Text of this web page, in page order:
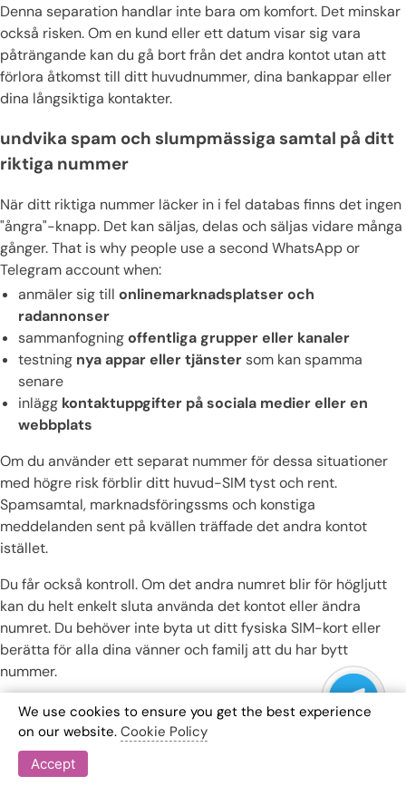
Denna separation handlar inte bara om komfort. Det minskar
också risken. Om en kund eller ett datum visar sig vara
påträngande kan du gå bort från det andra kontot utan att
förlora åtkomst till ditt huvudnummer, dina bankappar eller
dina långsiktiga kontakter.
undvika spam och slumpmässiga samtal på ditt
riktiga nummer
När ditt riktiga nummer läcker in i fel databas finns det ingen
"ångra"-knapp. Det kan säljas, delas och säljas vidare många
gånger. That is why people use a second WhatsApp or
Telegram account when:
anmäler sig till onlinemarknadsplatser och
radannonser
sammanfogningoffentliga grupper eller kanaler
testning nya appar eller tjänstersom kan spamma
senare
inlägg kontaktuppgifter på sociala medier eller en
webbplats
Om du använder ett separat nummer för dessa situationer
med högre risk förblir ditt huvud-SIM tyst och rent.
Spamsamtal, marknadsföringssms och konstiga
meddelanden sent på kvällen träffade det andra kontot
istället.
Du får också kontroll. Om det andra numret blir för högljutt
kan du helt enkelt sluta använda det kontot eller ändra
numret. Du behöver inte byta ut ditt fysiska SIM-kort eller
berätta för alla dina vänner och familj att du har bytt
nummer.
vara anonym men ändå nåbar
Ibland vill du att folk ska nå dig, men du vill inte att de ska
veta vem du verkligen är ännu. Det är väldigt vanligt i:
We use cookies to ensure you get the best experience
on our website. Cookie Policy
Accept